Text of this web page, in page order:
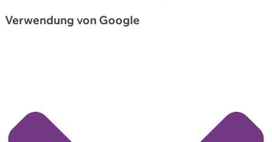
Verwendung von Google